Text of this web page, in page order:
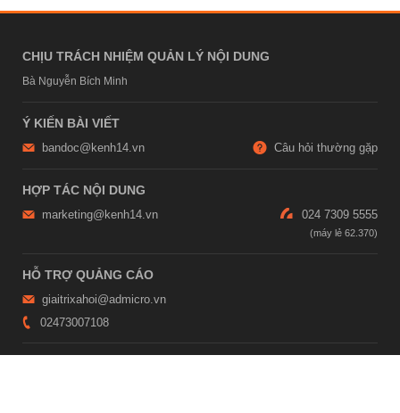
CHỊU TRÁCH NHIỆM QUẢN LÝ NỘI DUNG
Bà Nguyễn Bích Minh
Ý KIẾN BÀI VIẾT
bandoc@kenh14.vn Câu hỏi thường gặp
HỢP TÁC NỘI DUNG
marketing@kenh14.vn 024 7309 5555
HỖ TRỢ QUẢNG CÁO
giaitrixahoi@admicro.vn
02473007108